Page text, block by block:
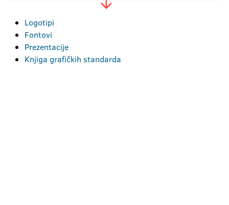
Javne nabavke
Logotipi
Fontovi
Prezentacije
Knjiga grafičkih standarda